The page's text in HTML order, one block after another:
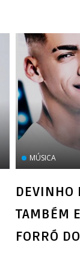
MÚSICA
DEVINHO
TAMBÉM
FORRÓ